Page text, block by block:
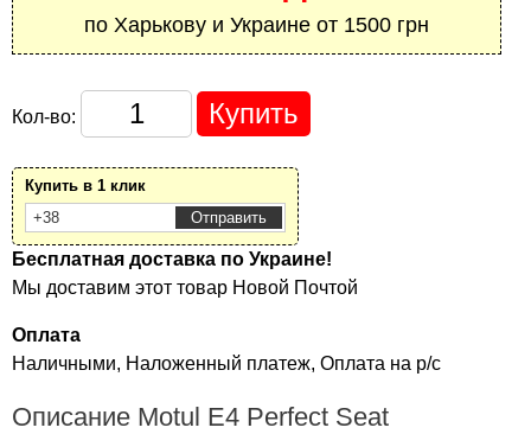
по Харькову и Украине от 1500 грн
Кол-во:
Купить в 1 клик
Бесплатная доставка по Украине!
Мы доставим этот товар Новой Почтой
Оплата
Наличными, Наложенный платеж, Оплата на р/с
Описание Motul E4 Perfect Seat